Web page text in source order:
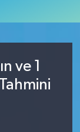
ve 1